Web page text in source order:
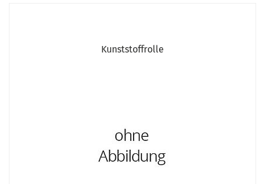
Kunststoffrolle